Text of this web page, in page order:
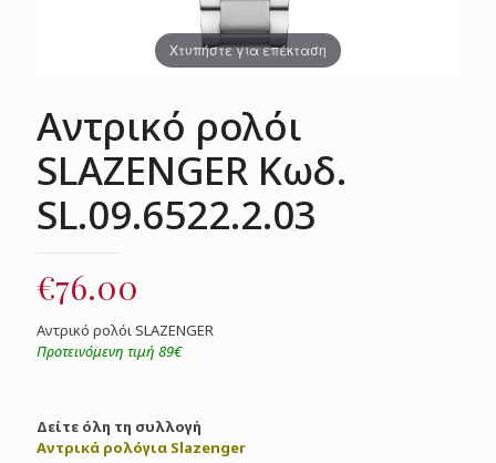
Χτυπήστε για επέκταση
Αντρικό ρολόι
SLAZENGER Κωδ.
SL.09.6522.2.03
€76.00
Αντρικό ρολόι SLAZENGER
Προτεινόμενη τιμή 89€
Δείτε όλη τη συλλογή
Αντρικά ρολόγια Slazenger